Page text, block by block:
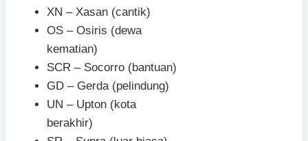
XN – Xasan (cantik)
OS – Osiris (dewa
kematian)
SCR – Socorro (bantuan)
GD – Gerda (pelindung)
UN – Upton (kota
berakhir)